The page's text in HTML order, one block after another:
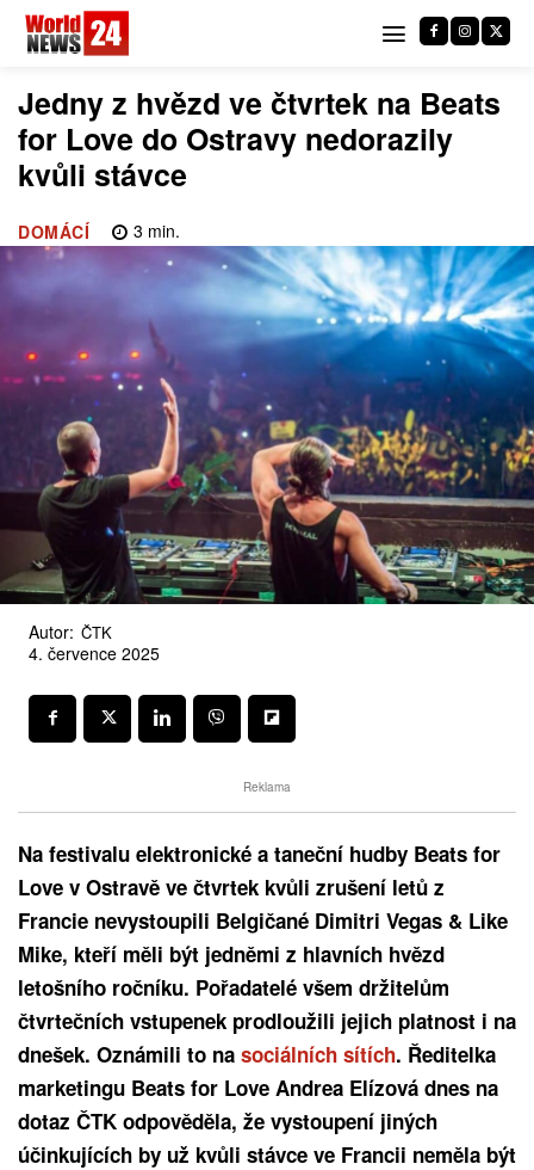
Jedny z hvězd ve čtvrtek na Beats
for Love do Ostravy nedorazily
kvůli stávce
DOMÁCÍ 3 min.
Autor: ČTK
4. července 2025
Reklama
Na festivalu elektronické a taneční hudby Beats for
Love v Ostravě ve čtvrtek kvůli zrušení letů z
Francie nevystoupili Belgičané Dimitri Vegas & Like
Mike, kteří měli být jedněmi z hlavních hvězd
letošního ročníku. Pořadatelé všem držitelům
čtvrtečních vstupenek prodloužili jejich platnost i na
dnešek. Oznámili to na sociálních sítích. Ředitelka
marketingu Beats for Love Andrea Elízová dnes na
dotaz ČTK odpověděla, že vystoupení jiných
účinkujících by už kvůli stávce ve Francii neměla být